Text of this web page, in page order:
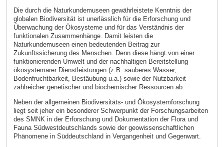
Die durch die Naturkundemuseen gewährleistete Kenntnis der
globalen Biodiversität ist unerlässlich für die Erforschung und
Überwachung der Ökosysteme und für das Verständnis der
funktionalen Zusammenhänge. Damit leisten die
Naturkundemuseen einen bedeutenden Beitrag zur
Zukunftssicherung des Menschen. Denn diese hängt von einer
funktionierenden Umwelt und der nachhaltigen Bereitstellung
ökosystemarer Dienstleistungen (z.B. sauberes Wasser,
Bodenfruchtbarkeit, Bestäubung u.a.) sowie der Nutzbarkeit
zahlreicher genetischer und biochemischer Ressourcen ab.
Neben der allgemeinen Biodiversitäts- und Ökosystemforschung
liegt seit jeher ein besonderer Schwerpunkt der Forschungsarbeiten
des SMNK in der Erforschung und Dokumentation der Flora und
Fauna Südwestdeutschlands sowie der geowissenschaftlichen
Phänomene in Süddeutschland in Vergangenheit und Gegenwart.